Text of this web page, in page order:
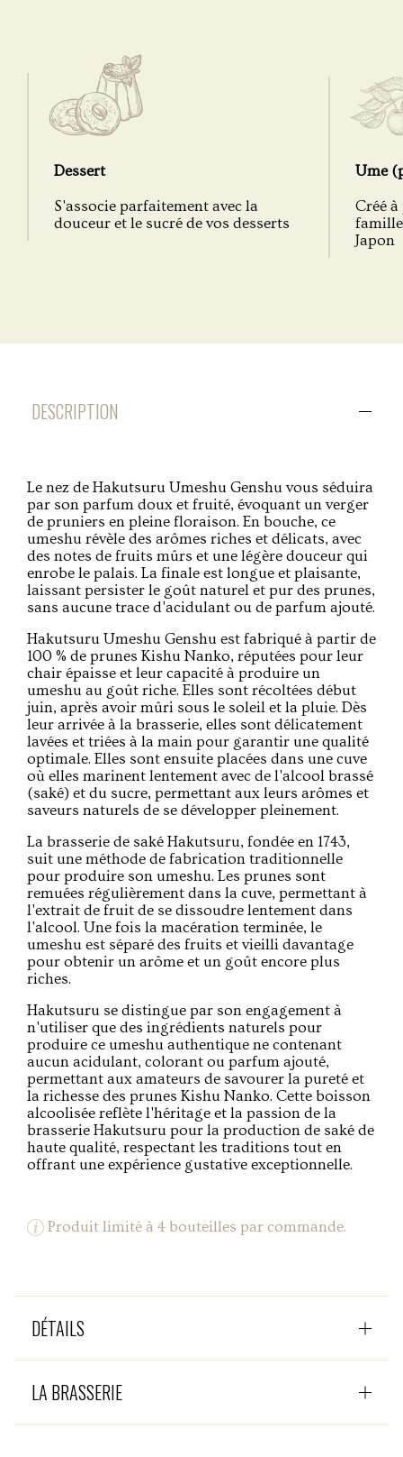
DESCRIPTION
Le nez de Hakutsuru Umeshu Genshu vous séduira
par son parfum doux et fruité, évoquant un verger
de pruniers en pleine floraison. En bouche, ce
umeshu révèle des arômes riches et délicats, avec
des notes de fruits mûrs et une légère douceur qui
enrobe le palais. La finale est longue et plaisante,
laissant persister le goût naturel et pur des prunes,
sans aucune trace d'acidulant ou de parfum ajouté.
Hakutsuru Umeshu Genshu est fabriqué à partir de
100 % de prunes Kishu Nanko, réputées pour leur
chair épaisse et leur capacité à produire un
umeshu au goût riche. Elles sont récoltées début
juin, après avoir mûri sous le soleil et la pluie. Dès
leur arrivée à la brasserie, elles sont délicatement
lavées et triées à la main pour garantir une qualité
optimale. Elles sont ensuite placées dans une cuve
où elles marinent lentement avec de l'alcool brassé
(saké) et du sucre, permettant aux leurs arômes et
saveurs naturels de se développer pleinement.
La brasserie de saké Hakutsuru, fondée en 1743,
suit une méthode de fabrication traditionnelle
pour produire son umeshu. Les prunes sont
remuées régulièrement dans la cuve, permettant à
l'extrait de fruit de se dissoudre lentement dans
l'alcool. Une fois la macération terminée, le
umeshu est séparé des fruits et vieilli davantage
pour obtenir un arôme et un goût encore plus
riches.
Hakutsuru se distingue par son engagement à
n'utiliser que des ingrédients naturels pour
produire ce umeshu authentique ne contenant
aucun acidulant, colorant ou parfum ajouté,
permettant aux amateurs de savourer la pureté et
la richesse des prunes Kishu Nanko. Cette boisson
alcoolisée reflète l'héritage et la passion de la
brasserie Hakutsuru pour la production de saké de
haute qualité, respectant les traditions tout en
offrant une expérience gustative exceptionnelle.
Produit limité à 4 bouteilles par commande.
DÉTAILS
LA BRASSERIE
Dessert
S'associe parfaitement avec la
douceur et le sucré de vos desserts
Ume
Créé
Japon